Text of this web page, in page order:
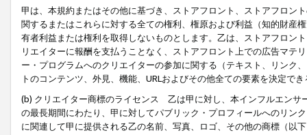
甲は、本規約またはその他に基づき、ストアフロント、ストアフロン
関するまたはこれらに対する全ての権利、権原および利益（知的財産
有者利益または権利を取得しないものとします。乙は、ストアフロン
リエイターに報酬を支払うことなく、ストアフロント上での広告マテ
ー・プログラムへのクリエイターの参加に関する（テキスト、リンク
トのコンテンツ、外見、機能、URLおよびその他全ての要素を決定で
(b) クリエイター商標のライセンス 乙は甲に対し、本インフルエンサ
の最長期間にわたり、甲に対してパブリック・プロフィールへのリン
に関連して甲に提供される乙の名前、写真、ロゴ、その他の商標（以